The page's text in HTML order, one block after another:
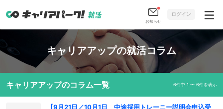
お知らせ
ログイン
キャリアアップの就活コラム
キャリアアップのコラム一覧 6件中 1 〜 6件を表示
【9月21日／10月1日 中途採用トレーニー説明会申込受